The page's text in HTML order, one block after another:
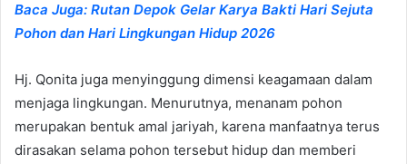
Baca Juga: Rutan Depok Gelar Karya Bakti Hari Sejuta
Pohon dan Hari Lingkungan Hidup 2026
Hj. Qonita juga menyinggung dimensi keagamaan dalam
menjaga lingkungan. Menurutnya, menanam pohon
merupakan bentuk amal jariyah, karena manfaatnya terus
dirasakan selama pohon tersebut hidup dan memberi